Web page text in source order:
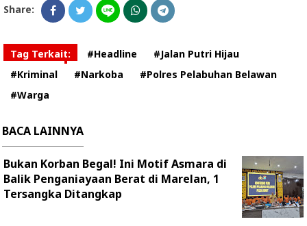
Share:
Tag Terkait: #Headline
#Jalan Putri Hijau
#Kriminal
#Narkoba
#Polres Pelabuhan Belawan
#Warga
BACA LAINNYA
Bukan Korban Begal! Ini Motif Asmara di
Balik Penganiayaan Berat di Marelan, 1
Tersangka Ditangkap